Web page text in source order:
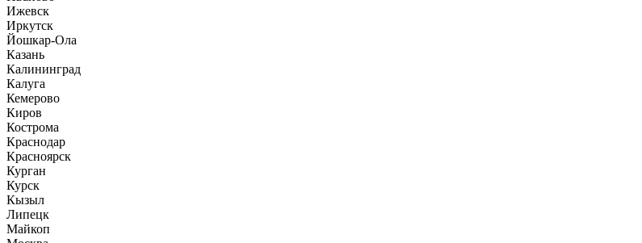
Ижевск
Иркутск
Йошкар-Ола
Казань
Калининград
Калуга
Кемерово
Киров
Кострома
Краснодар
Красноярск
Курган
Курск
Кызыл
Липецк
Майкоп